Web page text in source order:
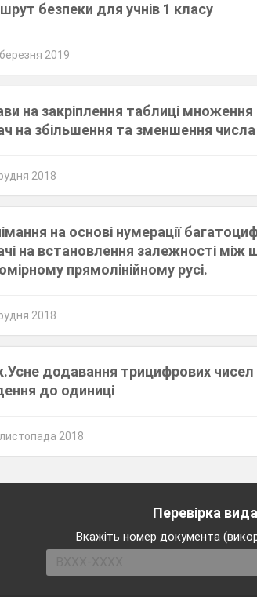
безпеки для учнів 1 класу
2019
на закріплення таблиці множення
на збільшення та зменшення числа
2018
на основі нумерації
на встановлення залежності
прямолінійному русі.
2018
додавання трицифрових
до одиниці
2018
Перевірка
Вкажіть номер документа